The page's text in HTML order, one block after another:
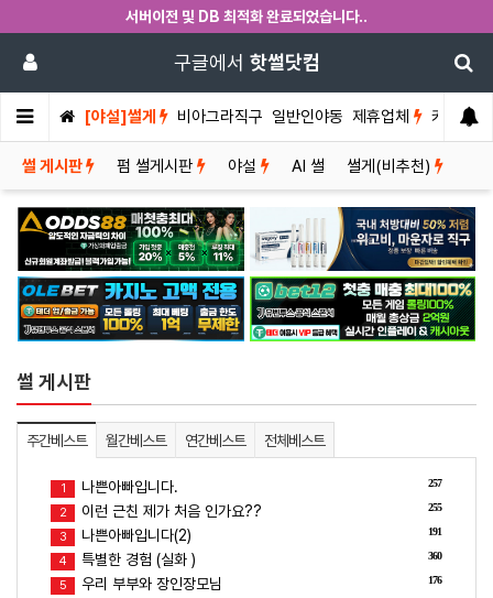
서버이전 및 DB 최적화 완료되었습니다..
구글에서 핫썰닷컴
[야설]썰게 비아그라직구 일반인야동 제휴업체 커뮤니티
썰 게시판 펌 썰게시판 야설 AI 썰 썰게(비추천)
썰 게시판
주간베스트 월간베스트 연간베스트 전체베스트
257
1 나쁜아빠입니다.
255
2 이런 근친 제가 처음 인가요??
191
3 나쁜아빠입니다(2)
360
4 특별한 경험 (실화 )
176
5 우리 부부와 장인장모님